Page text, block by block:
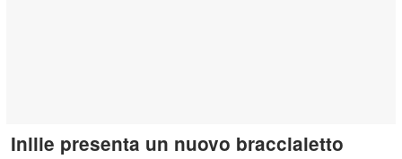
Inllie presenta un nuovo braccialetto